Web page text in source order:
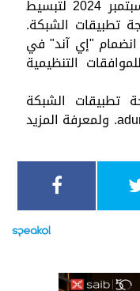
وكان قد تم إطلاق Aduna في سبتمبر 2024 لتبسيط
تطبيقات الشبكة.
"إي آند" في
التنظيمية
تطبيقات الشبكة
وAduna، يرجى زيارة adunaglobal.com. ولمعرفة المزيد